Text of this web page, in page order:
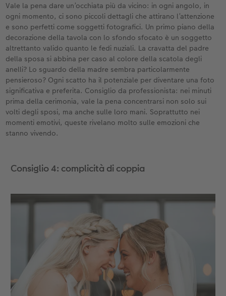
Vale la pena dare un’occhiata più da vicino: in ogni angolo, in
ogni momento, ci sono piccoli dettagli che attirano l’attenzione
e sono perfetti come soggetti fotografici. Un primo piano della
decorazione della tavola con lo sfondo sfocato è un soggetto
altrettanto valido quanto le fedi nuziali. La cravatta del padre
della sposa si abbina per caso al colore della scatola degli
anelli? Lo sguardo della madre sembra particolarmente
pensieroso? Ogni scatto ha il potenziale per diventare una foto
significativa e preferita. Consiglio da professionista: nei minuti
prima della cerimonia, vale la pena concentrarsi non solo sui
volti degli sposi, ma anche sulle loro mani. Soprattutto nei
momenti emotivi, queste rivelano molto sulle emozioni che
stanno vivendo.
Consiglio 4: complicità di coppia